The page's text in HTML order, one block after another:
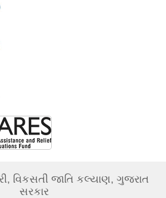
વિકસતી જાતિ કલ્યાણ, ગુજરાત
સરકાર